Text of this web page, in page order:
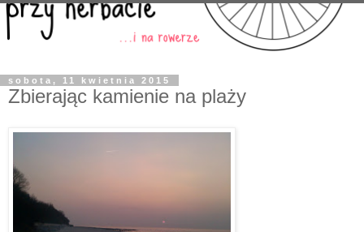
sobota, 11 kwietnia 2015
Zbierając kamienie na plaży